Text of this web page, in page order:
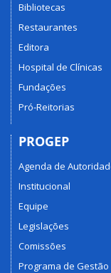
Bibliotecas
Restaurantes
Editora
Hospital de Clínicas
Fundações
Pró-Reitorias
PROGEP
Agenda de
Institucional
Equipe
Legislações
Comissões
Programa de Gestão